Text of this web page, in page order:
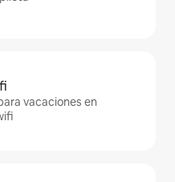
vacaciones en